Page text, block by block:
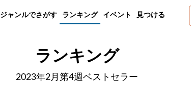
ジャンルでさがす ランキング イベント 見つける
ランキング
2023年2月第4週ベストセラー